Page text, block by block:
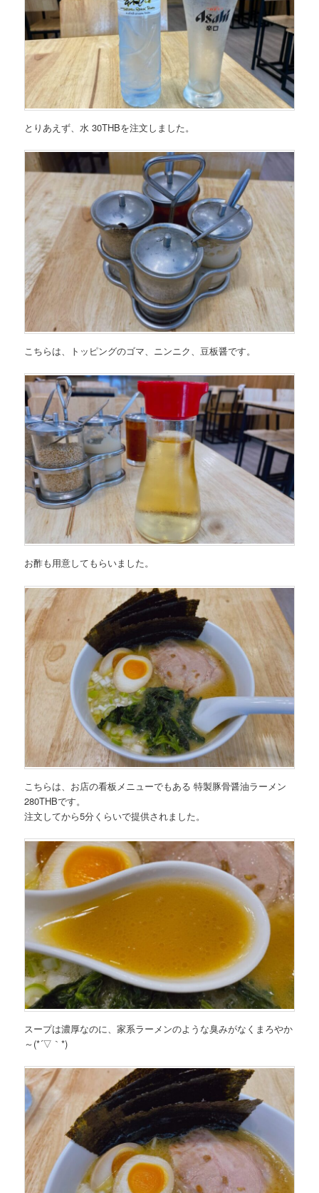
とりあえず、水 30THBを注文しました。
こちらは、トッピングのゴマ、ニンニク、豆板醤です。
お酢も用意してもらいました。
こちらは、お店の看板メニューでもある特製豚骨醤油ラーメン
280THBです。
注文してから5分くらいで提供されました。
スープは濃厚なのに、家系ラーメンのような臭みがなくまろやか
～(*´▽｀*)